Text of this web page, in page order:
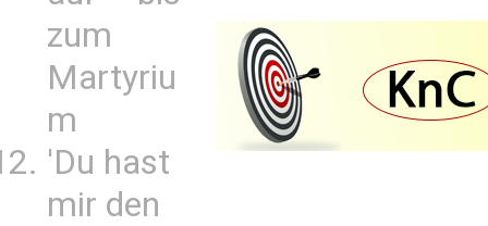
zum
Martyriu
m
'Du hast
mir den